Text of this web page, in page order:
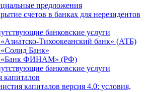
предложения
счетов в банках для нерезидентов
банковские услуги
Тихоокеанский банк» (АТБ)
Банк»
ФИНАМ» (РФ)
банковские услуги
капиталов
капиталов версия 4.0: условия,